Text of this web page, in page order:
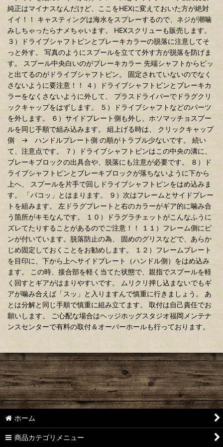
純正はマイナスなんだけど、ここをHEXに変えておいた方が絶対
イイ！！ キャスティングは海水をスプレーするので、ネジが潮噛
みしちゃったらナメちゃいます。 HEXスクリューも販売します。
３）ドライブシャフトピンとブレーキカラーの脱落に注意してそ
っと外す。 写真のようにスプールを立てて外す方が脱落を防げま
す。 スプール中央白いのがブレーキカラー 先端シャフトからピッ
と出てるのがドライブシャフトピン。 固定されていないのでなく
さないように要注意！！ ４）ドライブシャフトピンとブレーキカ
ラーをなくさないように外して、 プラスドライバーでドラグクリ
ックキャップをはずします。 ５）ドライブシャフトなどのパーツ
を外します。 ６）サイドプレート側も外し、ホソマッチョスプー
ルを同じ手順で組み込みます。 組上げる時は、 クリックキャップ
側 → ハンドルプレート側 の順がトラブル少ないです。 続い
て、注意点です。 ７）ドライブシャフトピンはこの中央の溝に、
ブレーキブロックの出具合や、脱落にも注意が必要です。 ８）ド
ライブシャフトピンとブレーキブロックが落ちないように下から
上へ、 スプールを片手で回しドライブシャフトピンをはめ込みま
す。 「パコッ」とはまります。 ９）次はフレームとサイドプレー
トを組みます。 左ドラグプレートと右のカラーがギア的に噛み合
う箇所がキモなんです。 １０）ドラグラチェットがこんなふうに
ズレてたりすることがあるのでご注意！！ １１）フレーム側にピ
ンが付いています。脱落防止の為、 固めのグリスなどで、あらか
じめ固定しておくことをお勧めします。 １２）フレームプレート
を目印に、下から上へサイドプレート（ハンドル側）をはめ込み
ます。 この時、接合部を軽く当てた状態で、親指でスプールを軽
く回すとギアがはまりやすいです。 ムリクリ押し込まないでもギ
アが噛み合えば「スッ」と入りますんで慎重に行きましょう。 あ
とは分解と同じ手順で慎重に組み立てます。 取付は自己責任でお
願いします。 ご心配な場合はヘッジホッグスタジオ福岡メンテナ
ンスセンターで有料の取付＆オーバーホールも行っております。
ホーム
商品カテゴリメニュー